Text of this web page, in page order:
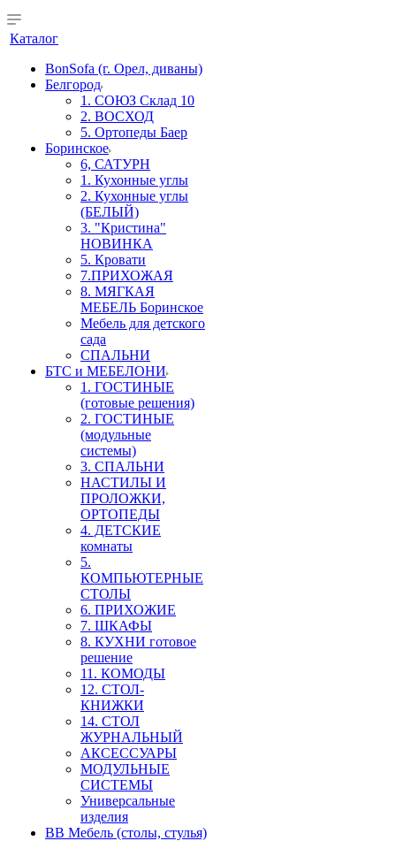
Каталог
BonSofa (г. Орел, диваны)
Белгород
1. СОЮЗ Склад 10
2. ВОСХОД
5. Ортопеды Баер
Боринское
6, САТУРН
1. Кухонные углы
2. Кухонные углы
(БЕЛЫЙ)
3. "Кристина"
НОВИНКА
5. Кровати
7.ПРИХОЖАЯ
8. МЯГКАЯ
МЕБЕЛЬ Боринское
Мебель для детского
сада
СПАЛЬНИ
БТС и МЕБЕЛОНИ
1. ГОСТИНЫЕ
(готовые решения)
2. ГОСТИНЫЕ
(модульные
системы)
3. СПАЛЬНИ
НАСТИЛЫ И
ПРОЛОЖКИ,
ОРТОПЕДЫ
4. ДЕТСКИЕ
комнаты
5.
КОМПЬЮТЕРНЫЕ
СТОЛЫ
6. ПРИХОЖИЕ
7. ШКАФЫ
8. КУХНИ готовое
решение
11. КОМОДЫ
12. СТОЛ-
КНИЖКИ
14. СТОЛ
ЖУРНАЛЬНЫЙ
АКСЕССУАРЫ
МОДУЛЬНЫЕ
СИСТЕМЫ
Универсальные
изделия
ВВ Мебель (столы, стулья)